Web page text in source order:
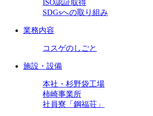
ISO認証取得
SDGsへの取り組み
業務内容
コスゲのしごと
施設・設備
本社・杉野袋工場
柿崎事業所
社員寮「鋼福荘」